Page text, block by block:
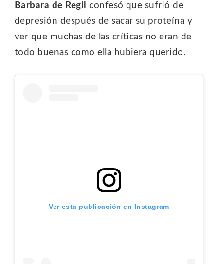
Barbara de Regil
confesó que sufrió de
depresión después de sacar su proteína y
ver que muchas de las críticas no eran de
todo buenas como ella hubiera querido.
Ver esta publicación en Instagram